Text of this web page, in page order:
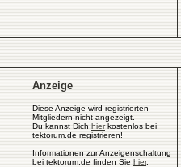
Anzeige
Diese Anzeige wird registrierten
Mitgliedern nicht angezeigt.
Du kannst Dich hierkostenlos bei
tektorum.de registrieren!
Informationen zur Anzeigenschaltung
bei tektorum.de finden Sie hier.